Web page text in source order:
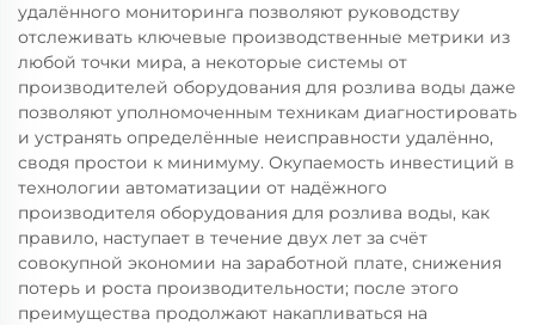
удалённого мониторинга позволяют руководству
отслеживать ключевые производственные метрики из
любой точки мира, а некоторые системы от
производителей оборудования для розлива воды даже
позволяют уполномоченным техникам диагностировать
и устранять определённые неисправности удалённо,
сводя простои к минимуму. Окупаемость инвестиций в
технологии автоматизации от надёжного
производителя оборудования для розлива воды, как
правило, наступает в течение двух лет за счёт
совокупной экономии на заработной плате, снижения
потерь и роста производительности; после этого
преимущества продолжают накапливаться на